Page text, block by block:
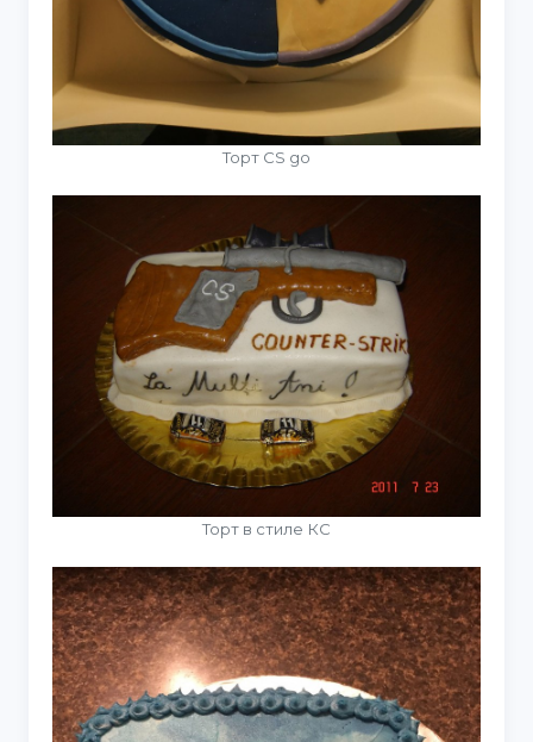
Торт CS go
Торт в стиле КС